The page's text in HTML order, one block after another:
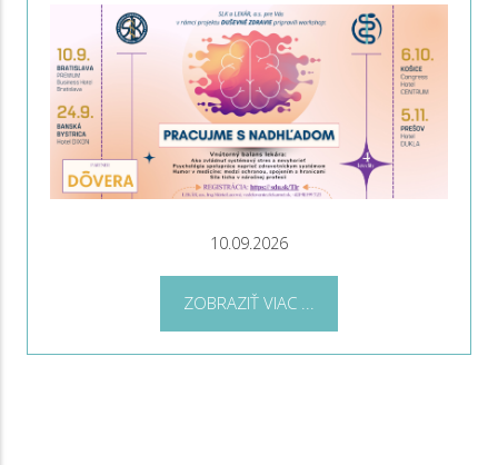
10.09.2026
ZOBRAZIŤ VIAC ...